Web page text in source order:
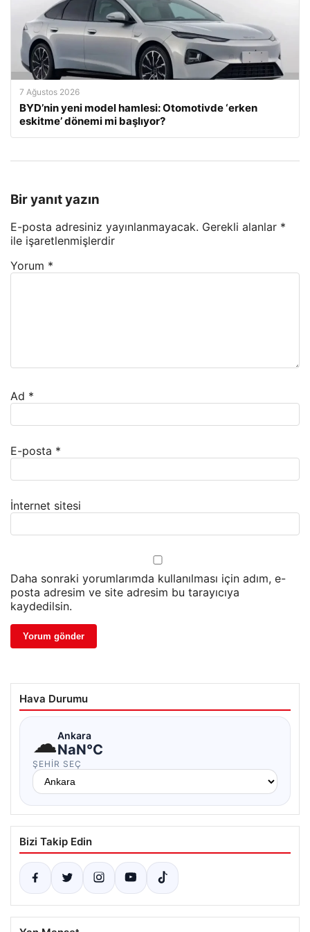
7 Ağustos 2026
BYD’nin yeni model hamlesi: Otomotivde ‘erken
eskitme’ dönemi mi başlıyor?
Bir yanıt yazın
E-posta adresiniz yayınlanmayacak. Gerekli alanlar *
ile işaretlenmişlerdir
Yorum *
Ad *
E-posta *
İnternet sitesi
Daha sonraki yorumlarımda kullanılması için adım, e-
posta adresim ve site adresim bu tarayıcıya
kaydedilsin.
Hava Durumu
☁Ankara
NaN°C
ŞEHIR SEÇ
Bizi Takip Edin